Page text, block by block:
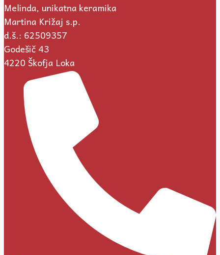
Melinda, unikatna keramika
Martina Križaj s.p.
d.š.: 62509357
Godešič 43
4220 Škofja Loka